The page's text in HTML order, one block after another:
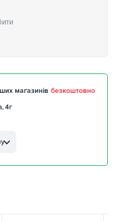
магазинів безкоштовно
4г
26